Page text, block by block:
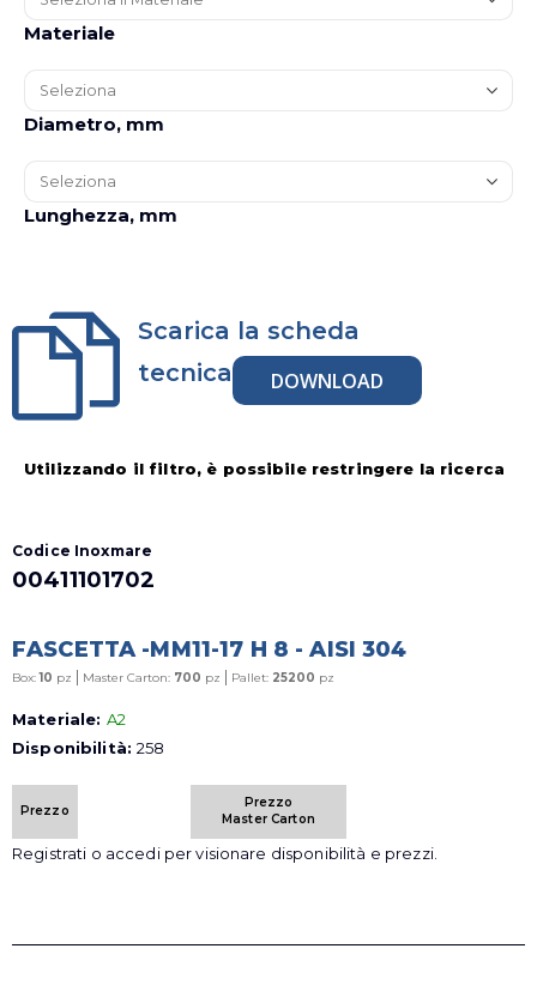
Materiale
Diametro, mm
Lunghezza, mm
Scarica la scheda
tecnica
DOWNLOAD
Utilizzando il filtro, è possibile restringere la ricerca
Codice Inoxmare
00411101702
FASCETTA -MM11-17 H 8 - AISI 304
Box:10 pz | Master Carton: 700 pz | Pallet: 25200 pz
Materiale: A2
Disponibilità:258
Prezzo
Prezzo
Master Carton
Registrati o accedi per visionare disponibilità e prezzi.